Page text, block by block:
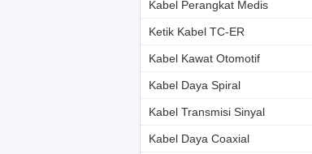
Kabel Perangkat Medis
Ketik Kabel TC-ER
Kabel Kawat Otomotif
Kabel Daya Spiral
Kabel Transmisi Sinyal
Kabel Daya Coaxial